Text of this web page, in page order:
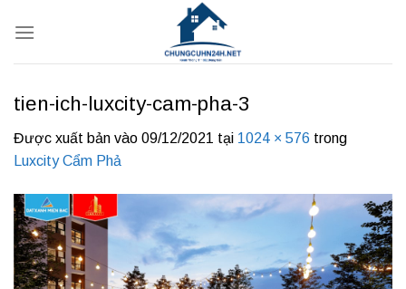
qua
tien-ich-luxcity-cam-pha-3
Được xuất bản vào 09/12/2021 tại 1024 × 576 trong
Luxcity Cẩm Phả